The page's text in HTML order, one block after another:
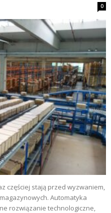
0
częściej stają przed wyzwaniem,
Automatyka
rozwiązanie technologiczne,